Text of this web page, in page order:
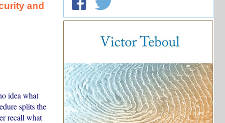
and
idea what
splits the
recall what